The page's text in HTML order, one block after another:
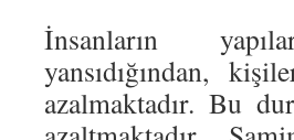
İnsanların
yansıdığından,
azalmaktadır. Bu